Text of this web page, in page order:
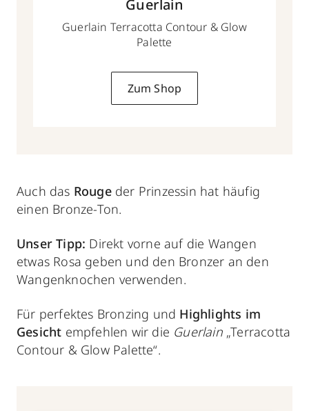
Guerlain
Guerlain Terracotta Contour & Glow
Palette
Zum Shop
Auch das Rougeder Prinzessin hat häufig
einen Bronze-Ton.
Unser Tipp: Direkt vorne auf die Wangen
etwas Rosa geben und den Bronzer an den
Wangenknochen verwenden.
Für perfektes Bronzing und Highlights im
Gesicht empfehlen wir die Guerlain„Terracotta
Contour & Glow Palette“.